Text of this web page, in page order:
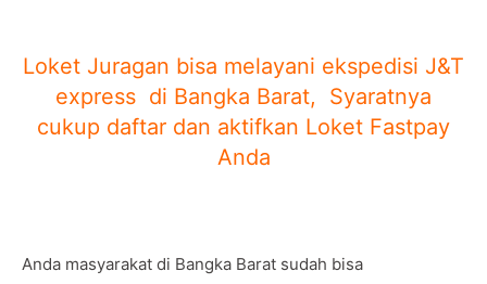
Loket Juragan bisa melayani ekspedisi J&T
express di Bangka Barat, Syaratnya
cukup daftar dan aktifkan Loket Fastpay
Anda
Anda masyarakat di Bangka Barat sudah bisa